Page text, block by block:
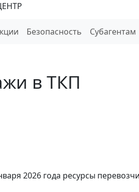
Безопасность Субагентам
в ТКП
2026 года ресурсы